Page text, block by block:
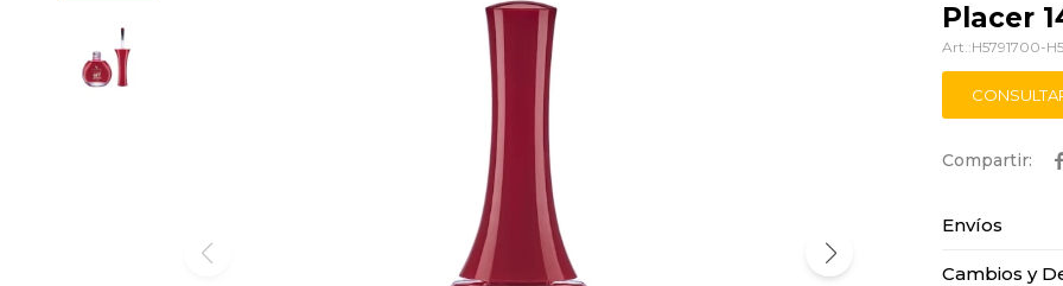
Placer
H5791700-

Envíos
Cambios y